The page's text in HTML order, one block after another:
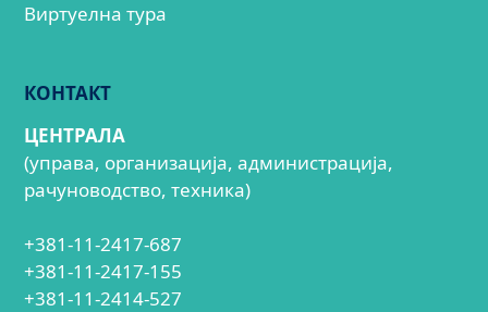
Виртуелна тура
КОНТАКТ
ЦЕНТРАЛА
(управа, организација, администрација,
рачуноводство, техника)
+381-11-2417-687
+381-11-2417-155
+381-11-2414-527